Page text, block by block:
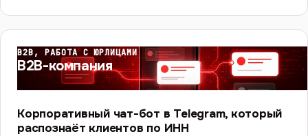
B2B, РАБОТА С ЮРЛИЦАМИ
B2B-компания
Корпоративный чат-бот в Telegram, который
распознаёт клиентов по ИНН